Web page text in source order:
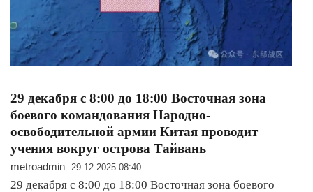
29 декабря с 8:00 до 18:00 Восточная зона
боевого командования Народно-
освободительной армии Китая проводит
учения вокруг острова Тайвань
metroadmin 29.12.2025 08:40
29 декабря с 8:00 до 18:00 Восточная зона боевого